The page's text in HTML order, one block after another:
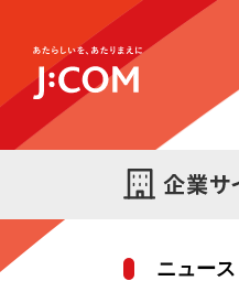
ほ
ニュー